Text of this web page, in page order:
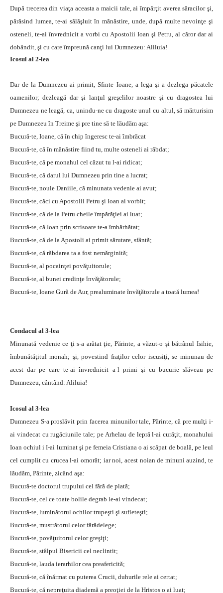
După trecerea din viaţa aceasta a maicii tale, ai împărţit averea săracilor şi,
părăsind lumea, te-ai sălăşluit în mănăstire, unde, după multe nevoinţe şi
osteneli, te-ai învrednicit a vorbi cu Apostolii Ioan şi Petru, al căror dar ai
dobândit, şi cu care împreună canţi lui Dumnezeu: Aliluia!
Icosul al 2-lea
Dar de la Dumnezeu ai primit, Sfinte Ioane, a lega şi a dezlega păcatele
oamenilor; dezleagă dar şi lanţul greşelilor noastre şi cu dragostea lui
Dumnezeu ne leagă, ca, unindu-ne cu dragoste unul cu altul, să mărturisim
pe Dumnezeu în Treime şi pre tine să te lăudăm aşa:
Bucură-te, Ioane, că în chip îngeresc te-ai îmbrăcat
Bucură-te, că în mănăstire fiind tu, multe osteneli ai răbdat;
Bucură-te, că pe monahul cel căzut tu l-ai ridicat;
Bucură-te, că darul lui Dumnezeu prin tine a lucrat;
Bucură-te, noule Daniile, că minunata vedenie ai avut;
Bucură-te, căci cu Apostolii Petru şi Ioan ai vorbit;
Bucură-te, că de la Petru cheile împărăţiei ai luat;
Bucură-te, că Ioan prin scrisoare te-a îmbărhătat;
Bucură-te, că de la Apostoli ai primit sărutare, sfântă;
Bucură-te, că răbdarea ta a fost nemărginită;
Bucură-te, al pocainţei povăţuitorule;
Bucură-te, al bunei credinţe învăţătorule;
Bucură-te, Ioane Gură de Aur, prealuminate învăţătorule a toată lumea!
Condacul al 3-lea
Minunată vedenie ce ţi s-a arătat ţie, Părinte, a văzut-o şi bătrânul Isihie,
îmbunătăţitul monah; şi, povestind fraţilor celor iscusiţi, se minunau de
acest dar pe care te-ai învrednicit a-l primi şi cu bucurie slăveau pe
Dumnezeu, cântând: Aliluia!
Icosul al 3-lea
Dumnezeu S-a proslăvit prin facerea minunilor tale, Părinte, că pre mulţi i-
ai vindecat cu rugăciunile tale; pe Arhelau de lepră l-ai curăţit, monahului
Ioan ochiul i I-ai luminat şi pe femeia Cristiana o ai scăpat de boală, pe leul
cel cumplit cu crucea l-ai omorât; iar noi, acest noian de minuni auzind, te
lăudăm, Părinte, zicând aşa:
Bucură-te doctorul trupului cel fără de plată;
Bucură-te, cel ce toate bolile degrab le-ai vindecat;
Bucură-te, luminătorul ochilor trupeşti şi sufleteşti;
Bucură-te, mustrătorul celor fărădelege;
Bucură-te, povăţuitorul celor greşiţi;
Bucură-te, stâlpul Bisericii cel neclintit;
Bucură-te, lauda ierarhilor cea preafericită;
Bucură-te, că înărmat cu puterea Crucii, duhurile rele ai certat;
Bucură-te, că nepreţuita diademă a preoţiei de la Hristos o ai luat;